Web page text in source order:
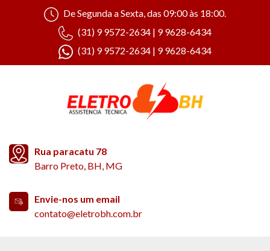
De Segunda a Sexta, das 09:00 às 18:00.
(31) 9 9572-2634 | 9 9628-6434
(31) 9 9572-2634 | 9 9628-6434
Rua paracatu 78
Barro Preto, BH, MG
Envie-nos um email
contato@eletrobh.com.br